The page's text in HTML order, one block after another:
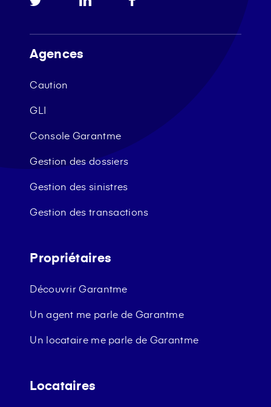
Agences
Caution
GLI
Console Garantme
Gestion des dossiers
Gestion des sinistres
Gestion des transactions
Propriétaires
Découvrir Garantme
Un agent me parle de Garantme
Un locataire me parle de Garantme
Locataires